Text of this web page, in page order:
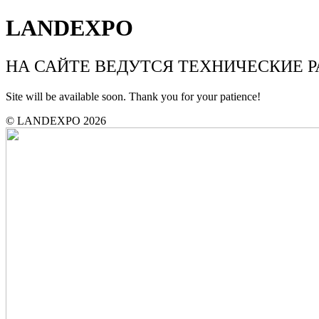
LANDEXPO
НА САЙТЕ ВЕДУТСЯ ТЕХНИЧЕСКИЕ
Site will be available soon. Thank you for your patience!
© LANDEXPO 2026